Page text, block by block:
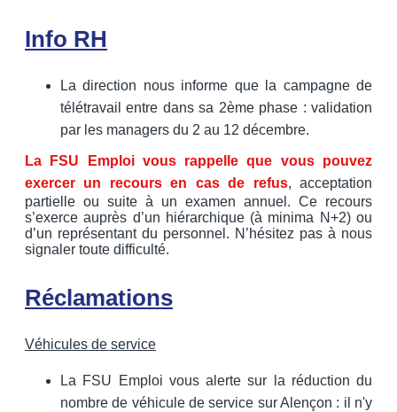
Info RH
La direction nous informe que la campagne de
télétravail entre dans sa 2ème phase : validation
par les managers du 2 au 12 décembre.
La FSU Emploi vous rappelle que vous pouvez
exercer un recours en cas de refus, acceptation
partielle ou suite à un examen annuel. Ce recours
s’exerce auprès d’un hiérarchique (à minima N+2) ou
d’un représentant du personnel. N’hésitez pas à nous
signaler toute difficulté.
Réclamations
Véhicules de service
La FSU Emploi vous alerte sur la réduction du
nombre de véhicule de service sur Alençon : il n'y